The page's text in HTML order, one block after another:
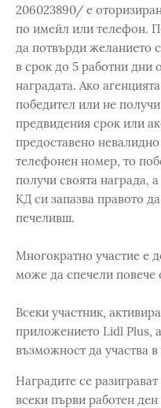
206023890/ е
по имейл или телефон.
да потвърди желанието
в срок до 5 работни дни
наградата. Ако
победител или не
предвидения срок или
предоставено
телефонен номер, то
получи своята награда,
КД си запазва правото
печеливш.
Многократно участие е
може да спечели повече
Всеки участник,
приложението Lidl Plus,
възможност да участва в
Наградите се
всеки първи работен